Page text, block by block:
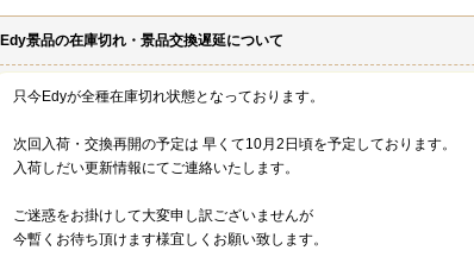
Edy景品の在庫切れ・景品交換遅延について
只今Edyが全種在庫切れ状態となっております。
次回入荷・交換再開の予定は 早くて10月2日頃を予定しております。
入荷しだい更新情報にてご連絡いたします。
ご迷惑をお掛けして大変申し訳ございませんが
今暫くお待ち頂けます様宜しくお願い致します。